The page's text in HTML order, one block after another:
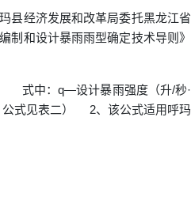
县经济发展和改革局委托黑龙江省
制和设计暴雨雨型确定技术导则》
式中：q—设计暴雨强度（升/秒·
见表二） 2、该公式适用呼玛